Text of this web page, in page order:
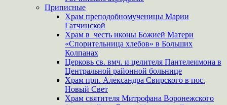
Приписные
Храм преподобномученицы Марии
Гатчинской
Храм в честь иконы Божией Матери
«Спорительница хлебов» в Больших
Колпанах
Церковь св. вмч. и целителя Пантелеимона в
Центральной районной больнице
Храм прп. Александра Свирского в пос.
Новый Свет
Храм святителя Митрофана Воронежского